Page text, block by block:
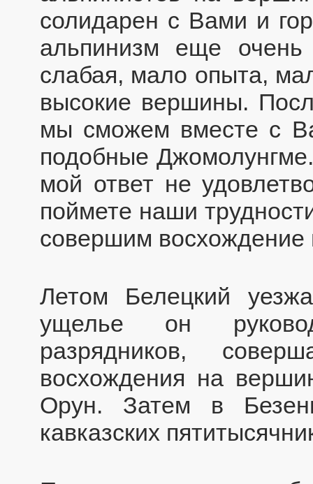
солидарен с Вами и
альпинизм еще очень
слабая, мало опыта,
высокие вершины.
мы сможем вместе с
подобные
мой ответ не
поймете наши
совершим
Летом Белецкий
ущелье он
разрядников,
восхождения на
Орун. Затем в
кавказских